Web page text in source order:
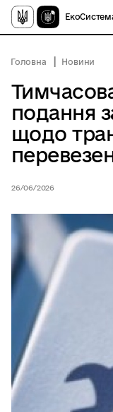
Головна Новини
подання
щодо
26/06/2026